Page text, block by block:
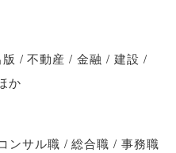
/ 不動産 / 金融 / 建設 /
か
ンサル職 / 総合職 / 事務職